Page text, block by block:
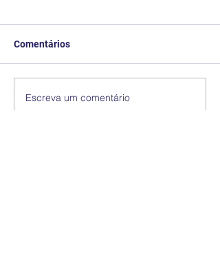
Comentários
Escreva um comentário